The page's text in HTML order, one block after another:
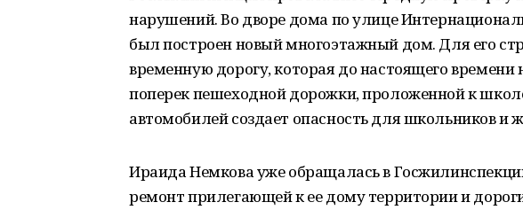
нарушений. Во дворе дома по улице
был построен новый многоэтажный дом. Для его
временную дорогу, которая до настоящего времени
поперек пешеходной дорожки, проложенной к
автомобилей создает опасность для школьников и
Ираида Немкова уже обращалась в
ремонт прилегающей к ее дому территории и